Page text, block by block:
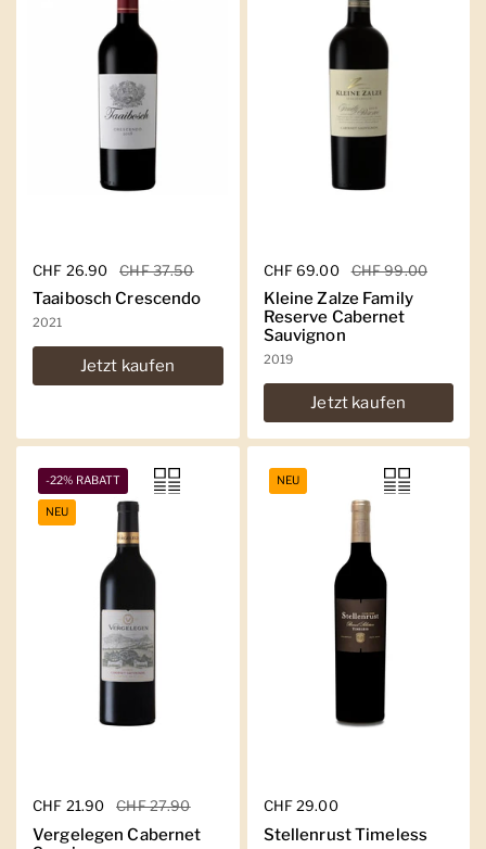
Regulärer Preis
CHF 26.90 Sale-Preis
CHF 37.50
Taaibosch Crescendo
2021
Jetzt kaufen
Regulärer Preis
CHF 69.00 Sale-Preis
CHF 99.00
Kleine Zalze Family
Reserve Cabernet
Sauvignon
2019
Jetzt kaufen
Regulärer Preis
CHF 21.90 Sale-Preis
CHF 27.90
Vergelegen Cabernet
-22% RABATT
NEU
Regulärer Preis
CHF 29.00
Stellenrust Timeless
NEU